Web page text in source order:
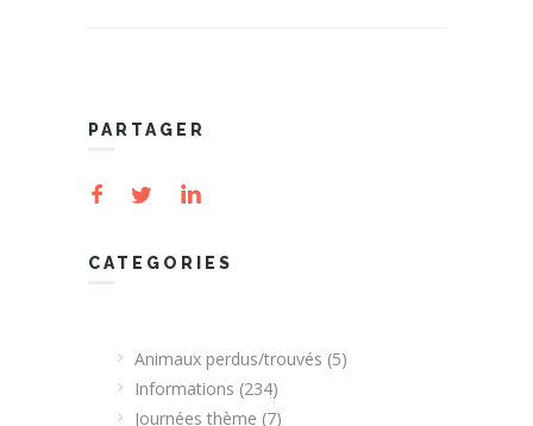
PARTAGER
CATEGORIES
Animaux perdus/trouvés (5)
Informations (234)
Journées thème (7)